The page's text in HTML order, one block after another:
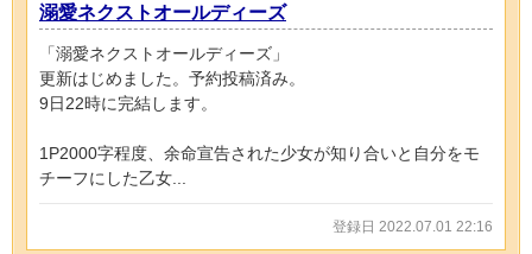
溺愛ネクストオールディーズ
「溺愛ネクストオールディーズ」
更新はじめました。予約投稿済み。
9日22時に完結します。
1P2000字程度、余命宣告された少女が知り合いと自分をモ
チーフにした乙女...
登録日 2022.07.01 22:16